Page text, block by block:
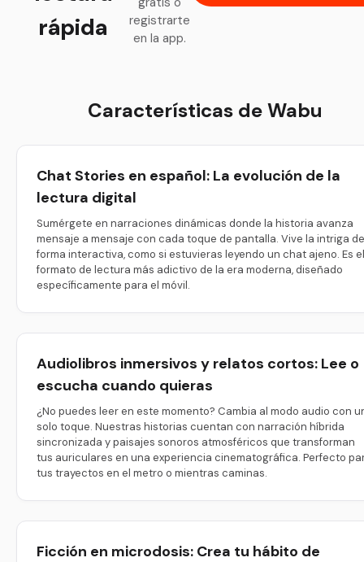
rápida
registrarte
en la app.
Características de Wabu
Chat Stories en español: La evolución de la
lectura digital
Sumérgete en narraciones dinámicas donde la historia avanza
mensaje a mensaje con cada toque de pantalla. Vive la intriga de
forma interactiva, como si estuvieras leyendo un chat ajeno. Es el
formato de lectura más adictivo de la era moderna, diseñado
específicamente para el móvil.
Audiolibros inmersivos y relatos cortos: Lee o
escucha cuando quieras
¿No puedes leer en este momento? Cambia al modo audio con
solo toque. Nuestras historias cuentan con narración híbrida
sincronizada y paisajes sonoros atmosféricos que transforman
tus auriculares en una experiencia cinematográfica. Perfecto
tus trayectos en el metro o mientras caminas.
Ficción en microdosis: Crea tu hábito de